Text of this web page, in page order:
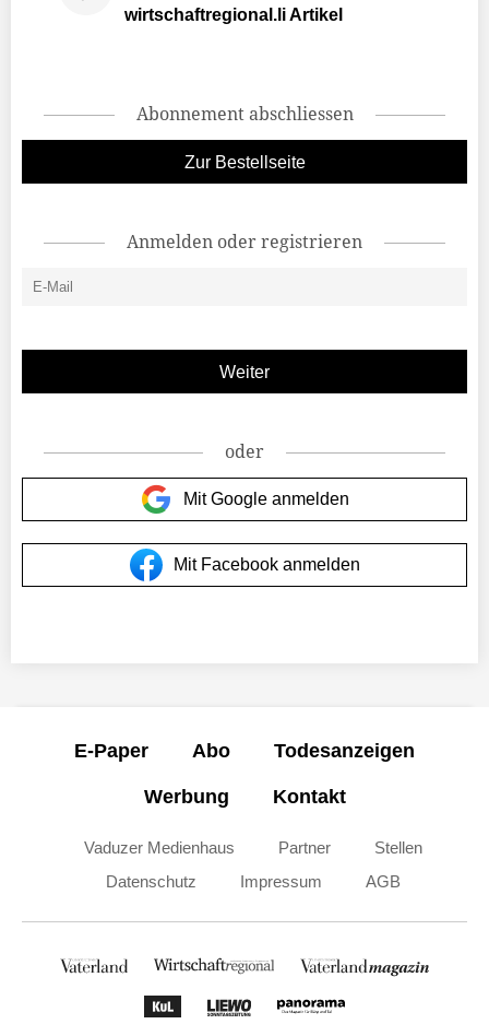
wirtschaftregional.li Artikel
Abonnement abschliessen
Zur Bestellseite
Anmelden oder registrieren
oder
Mit Google anmelden
Mit Facebook anmelden
E-Paper Abo Todesanzeigen
Werbung Kontakt
Vaduzer Medienhaus Partner
Stellen
Datenschutz
Impressum AGB